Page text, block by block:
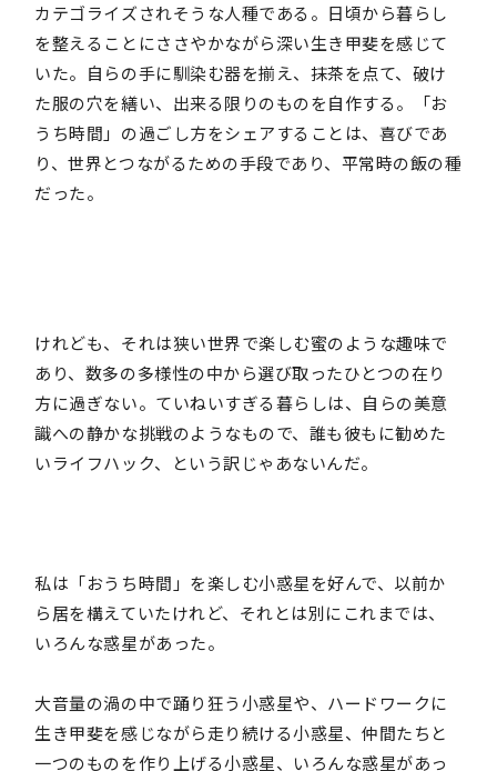
カテゴライズされそうな人種である。日頃から暮らし
を整えることにささやかながら深い生き甲斐を感じて
いた。自らの手に馴染む器を揃え、抹茶を点て、破け
た服の穴を繕い、出来る限りのものを自作する。「お
うち時間」の過ごし方をシェアすることは、喜びであ
り、世界とつながるための手段であり、平常時の飯の種
だった。
けれども、それは狭い世界で楽しむ蜜のような趣味で
あり、数多の多様性の中から選び取ったひとつの在り
方に過ぎない。ていねいすぎる暮らしは、自らの美意
識への静かな挑戦のようなもので、誰も彼もに勧めた
いライフハック、という訳じゃあないんだ。
私は「おうち時間」を楽しむ小惑星を好んで、以前か
ら居を構えていたけれど、それとは別にこれまでは、
いろんな惑星があった。
大音量の渦の中で踊り狂う小惑星や、ハードワークに
生き甲斐を感じながら走り続ける小惑星、仲間たちと
一つのものを作り上げる小惑星、いろんな惑星があっ